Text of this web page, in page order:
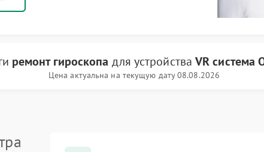
ремонт гироскопа для устройстваVR система
Цена актуальна на текущую дату 08.08.2026